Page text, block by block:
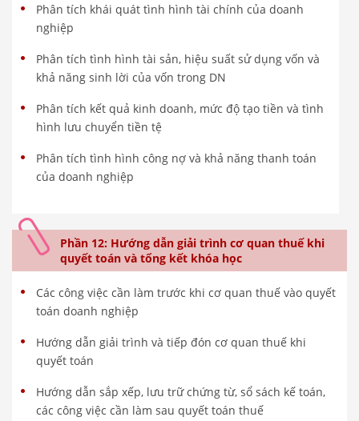
Phân tích khái quát tình hình tài chính của doanh
nghiệp
Phân tích tình hình tài sản, hiệu suất sử dụng vốn và
khả năng sinh lời của vốn trong DN
Phân tích kết quả kinh doanh, mức độ tạo tiền và tình
hình lưu chuyển tiền tệ
Phân tích tình hình công nợ và khả năng thanh toán
của doanh nghiệp
Phần 12: Hướng dẫn giải trình cơ quan thuế khi
quyết toán và tổng kết khóa học
Các công việc cần làm trước khi cơ quan thuế vào quyết
toán doanh nghiệp
Hướng dẫn giải trình và tiếp đón cơ quan thuế khi
quyết toán
Hướng dẫn sắp xếp, lưu trữ chứng từ, sổ sách kế toán,
các công việc cần làm sau quyết toán thuế